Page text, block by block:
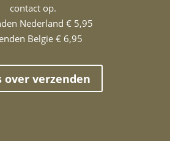
contact op.
Nederland € 5,95
Belgie € 6,95
over verzenden